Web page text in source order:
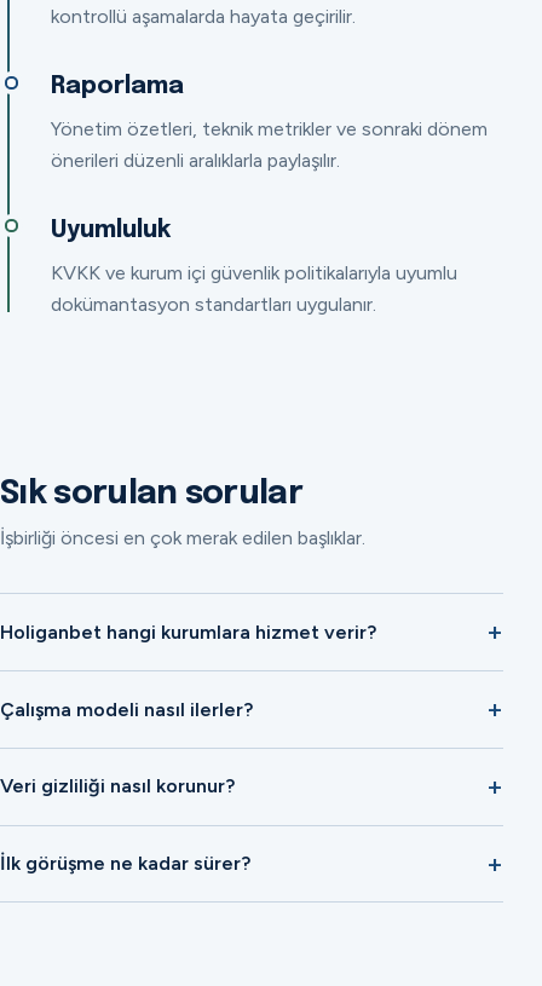
kontrollü aşamalarda hayata geçirilir.
Raporlama
Yönetim özetleri, teknik metrikler ve sonraki dönem
önerileri düzenli aralıklarla paylaşılır.
Uyumluluk
KVKK ve kurum içi güvenlik politikalarıyla uyumlu
dokümantasyon standartları uygulanır.
Sık sorulan sorular
İşbirliği öncesi en çok merak edilen başlıklar.
Holiganbet hangi kurumlara hizmet verir?
Çalışma modeli nasıl ilerler?
Veri gizliliği nasıl korunur?
İlk görüşme ne kadar sürer?